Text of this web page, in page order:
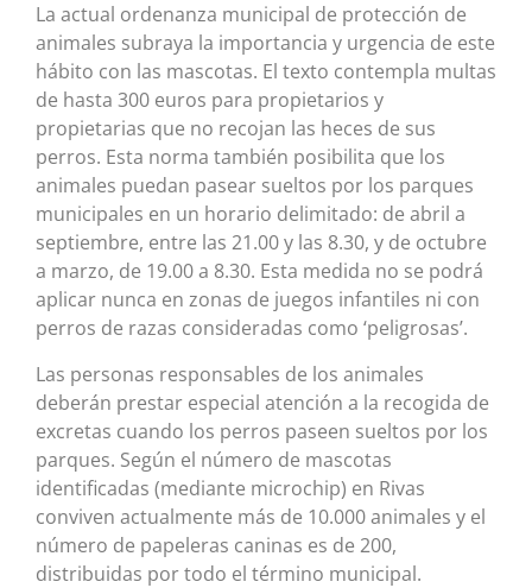
La actual ordenanza municipal de protección de
animales subraya la importancia y urgencia de este
hábito con las mascotas. El texto contempla multas
de hasta 300 euros para propietarios y
propietarias que no recojan las heces de sus
perros. Esta norma también posibilita que los
animales puedan pasear sueltos por los parques
municipales en un horario delimitado: de abril a
septiembre, entre las 21.00 y las 8.30, y de octubre
a marzo, de 19.00 a 8.30. Esta medida no se podrá
aplicar nunca en zonas de juegos infantiles ni con
perros de razas consideradas como ‘peligrosas’.
Las personas responsables de los animales
deberán prestar especial atención a la recogida de
excretas cuando los perros paseen sueltos por los
parques. Según el número de mascotas
identificadas (mediante microchip) en Rivas
conviven actualmente más de 10.000 animales y el
número de papeleras caninas es de 200,
distribuidas por todo el término municipal.